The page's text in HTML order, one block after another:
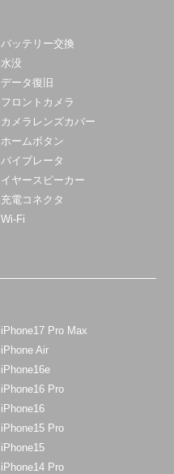
バッテリー交換
水没
データ復旧
フロントカメラ
カメラレンズカバー
ホームボタン
バイブレータ
イヤースピーカー
充電コネクタ
Wi-Fi
iPhone17 Pro Max
iPhone Air
iPhone16e
iPhone16 Pro
iPhone16
iPhone15 Pro
iPhone15
iPhone14 Pro